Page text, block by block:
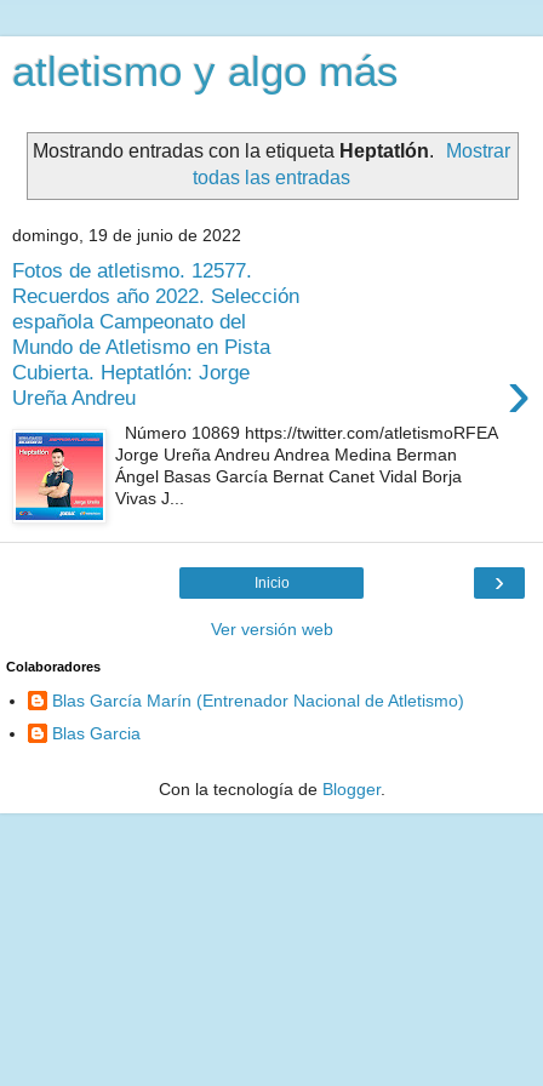
atletismo y algo más
Mostrando entradas con la etiqueta Heptatlón.
Mostrar
todas las entradas
domingo, 19 de junio de 2022
Fotos de atletismo. 12577.
Recuerdos año 2022. Selección
española Campeonato del
Mundo de Atletismo en Pista
Cubierta. Heptatlón: Jorge
Ureña Andreu
›
Número 10869 https://twitter.com/atletismoRFEA
Jorge Ureña Andreu Andrea Medina Berman
Ángel Basas García Bernat Canet Vidal Borja
Vivas J...
›
Inicio
Ver versión web
Colaboradores
Blas García Marín (Entrenador Nacional de Atletismo)
Blas Garcia
Con la tecnología de Blogger.